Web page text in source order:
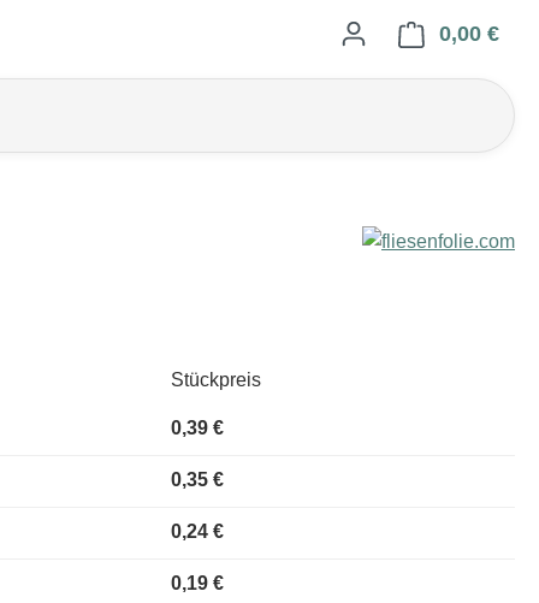
0,00 €
Stückpreis
0,39 €
0,35 €
0,24 €
0,19 €